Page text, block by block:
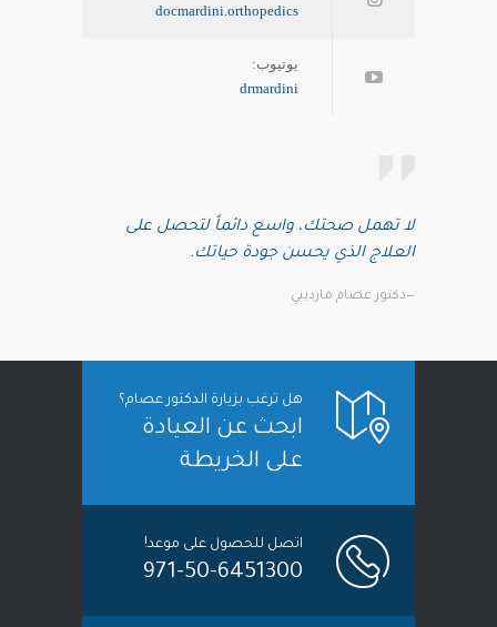
docmardini.orthopedics
يوتيوب:
drmardini
لا تهمل صحتك، واسع دائماً لتحصل على
العلاج الذي يحسن جودة حياتك.
—دكتور عصام مارديني
هل ترغب بزيارة الدكتور عصام؟
ابحث عن العيادة
على الخريطة
اتصل للحصول على موعد!
971-50-6451300